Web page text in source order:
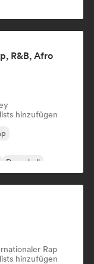
R&B, Afro
hinzufügen
Dancehall
Rap
hinzufügen